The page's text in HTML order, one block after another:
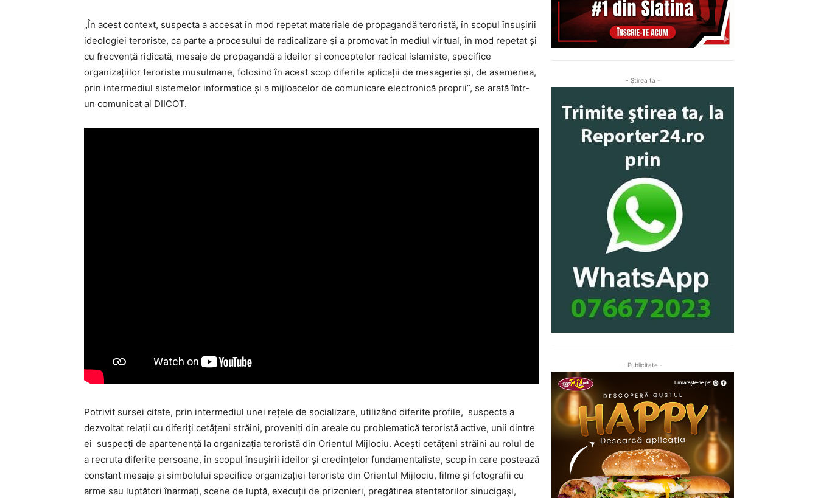
„În acest context, suspecta a accesat în mod repetat materiale de propagandă teroristă, în scopul însușirii
ideologiei teroriste, ca parte a procesului de radicalizare şi a promovat în mediul virtual, în mod repetat şi
cu frecvență ridicată, mesaje de propagandă a ideilor şi conceptelor radical islamiste, specifice
organizațiilor teroriste musulmane, folosind în acest scop diferite aplicaţii de mesagerie şi, de asemenea,
prin intermediul sistemelor informatice şi a mijloacelor de comunicare electronică proprii”, se arată într-
un comunicat al DIICOT.
Potrivit sursei citate, prin intermediul unei reţele de socializare, utilizând diferite profile, suspecta a
dezvoltat relaţii cu diferiţi cetăţeni străini, proveniţi din areale cu problematică teroristă active, unii dintre
ei suspecţi de apartenenţă la organizația teroristă din Orientul Mijlociu. Aceşti cetăţeni străini au rolul de
a recruta diferite persoane, în scopul însuşirii ideilor şi credinţelor fundamentaliste, scop în care postează
constant mesaje şi simbolului specifice organizației teroriste din Orientul Mijlociu, filme şi fotografii cu
arme sau luptători înarmaţi, scene de luptă, execuţii de prizonieri, pregătirea atentatorilor sinucigaşi,
- Ştirea ta -
- Publicitate -